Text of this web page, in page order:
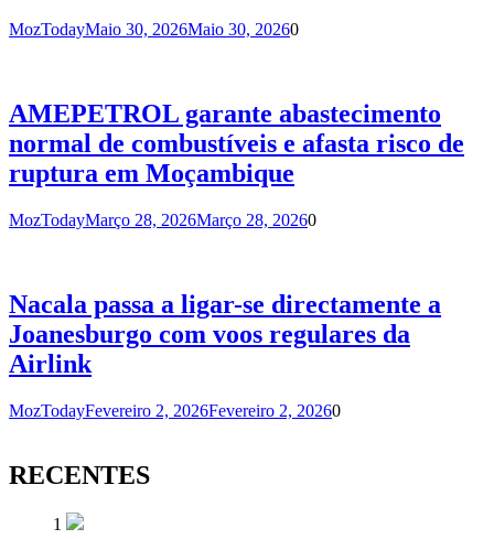
MozTodayMaio 30, 2026Maio 30, 20260
AMEPETROL garante abastecimento
normal de combustíveis e afasta risco de
ruptura em Moçambique
MozTodayMarço 28, 2026Março 28, 20260
Nacala passa a ligar-se directamente a
Joanesburgo com voos regulares da
Airlink
MozTodayFevereiro 2, 2026Fevereiro 2, 20260
RECENTES
1